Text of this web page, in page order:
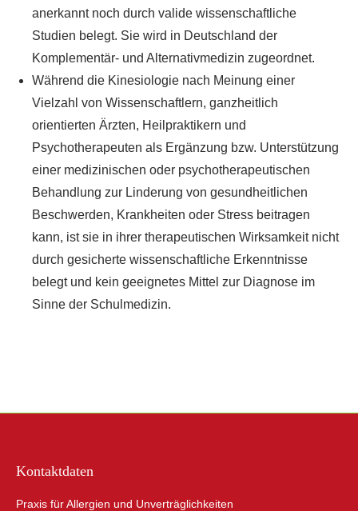
anerkannt noch durch valide wissenschaftliche
Studien belegt. Sie wird in Deutschland der
Komplementär- und Alternativmedizin zugeordnet.
Während die Kinesiologie nach Meinung einer
Vielzahl von Wissenschaftlern, ganzheitlich
orientierten Ärzten, Heilpraktikern und
Psychotherapeuten als Ergänzung bzw. Unterstützung
einer medizinischen oder psychotherapeutischen
Behandlung zur Linderung von gesundheitlichen
Beschwerden, Krankheiten oder Stress beitragen
kann, ist sie in ihrer therapeutischen Wirksamkeit nicht
durch gesicherte wissenschaftliche Erkenntnisse
belegt und kein geeignetes Mittel zur Diagnose im
Sinne der Schulmedizin.
Kontaktdaten
Praxis für Allergien und Unverträglichkeiten